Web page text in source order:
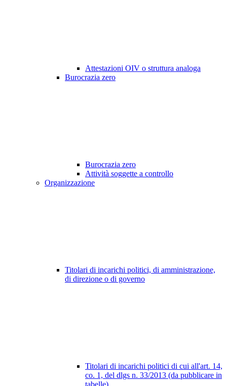
Attestazioni OIV o struttura analoga
Burocrazia zero
Burocrazia zero
Attività soggette a controllo
Organizzazione
Titolari di incarichi politici, di amministrazione,
di direzione o di governo
Titolari di incarichi politici di cui all'art. 14,
co. 1, del dlgs n. 33/2013 (da pubblicare in